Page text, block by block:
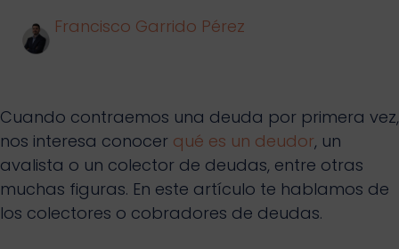
Francisco Garrido Pérez
Cuando contraemos una deuda por primera vez,
nos interesa conocer qué es un deudor, un
avalista o un colector de deudas, entre otras
muchas figuras. En este artículo te hablamos de
los colectores o cobradores de deudas.